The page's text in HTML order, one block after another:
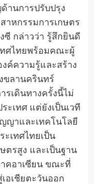
านการปรับปรุง
หกรรมการเกษตร
ซี กล่าวว่า รู้สึกยินดี
ทศไทยพร้อมคณะผู้
ค์ความรู้และสร้าง
ขลานครินทร์
รเดินทางครั้งนี้ไม่
ะเทศ แต่ยังเป็นเวที
ญาและเทคโนโลยี
เทศไทยเป็น
ตรสูง และเป็นฐาน
คอาเซียน ขณะที่
อเชียตะวันออก